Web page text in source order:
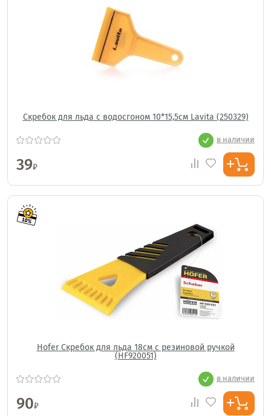
Скребок для льда с водосгоном 10*15,5см Lavita (250329)
в наличии
39₽
Hofer Скребок для льда 18см с резиновой ручкой
(HF920051)
в наличии
90₽